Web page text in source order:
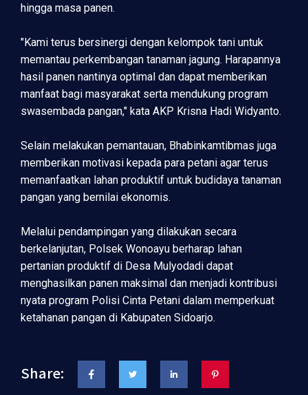
hingga masa panen.
"Kami terus bersinergi dengan kelompok tani untuk
memantau perkembangan tanaman jagung. Harapannya
hasil panen nantinya optimal dan dapat memberikan
manfaat bagi masyarakat serta mendukung program
swasembada pangan," kata AKP Krisna Hadi Widyanto.
Selain melakukan pemantauan, Bhabinkamtibmas juga
memberikan motivasi kepada para petani agar terus
memanfaatkan lahan produktif untuk budidaya tanaman
pangan yang bernilai ekonomis.
Melalui pendampingan yang dilakukan secara
berkelanjutan, Polsek Wonoayu berharap lahan
pertanian produktif di Desa Mulyodadi dapat
menghasilkan panen maksimal dan menjadi kontribusi
nyata program Polisi Cinta Petani dalam memperkuat
ketahanan pangan di Kabupaten Sidoarjo.
Share: